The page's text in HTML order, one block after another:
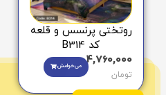
روتختی پرنسس و قلعه
کد B314
4,760,000
تومان
می‌خوامش